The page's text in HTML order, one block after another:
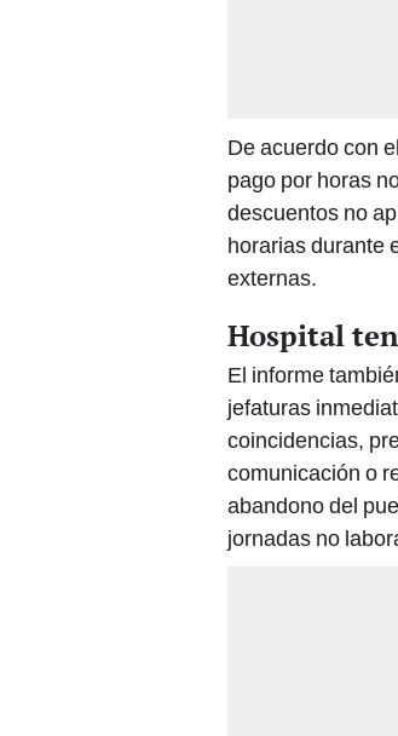
De acuerdo con
pago por horas
descuentos no
horarias durante
externas.
Hospital
El informe
jefaturas
coincidencias,
comunicación o
abandono del
jornadas no